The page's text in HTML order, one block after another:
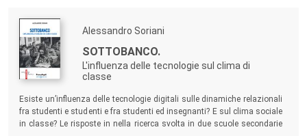
Alessandro Soriani
SOTTOBANCO.
L'influenza delle tecnologie sul clima di
classe
Esiste un’influenza delle tecnologie digitali sulle dinamiche relazionali
fra studenti e studenti e fra studenti ed insegnanti? E sul clima sociale
in classe? Le risposte in nella ricerca svolta in due scuole secondarie